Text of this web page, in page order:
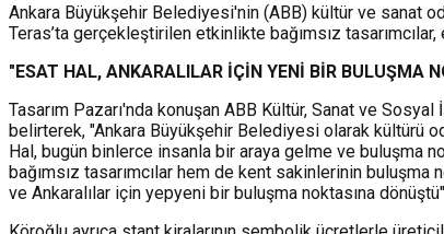
Ankara Büyükşehir Belediyesi'nin (ABB) kültür ve sanat
Teras’ta gerçekleştirilen etkinlikte bağımsız
"ESAT HAL, ANKARALILAR İÇİN YENİ BİR BULUŞMA
Tasarım Pazarı'nda konuşan ABB Kültür, Sanat ve
belirterek, "Ankara Büyükşehir Belediyesi olarak kültürü
Hal, bugün binlerce insanla bir araya gelme ve buluşma
bağımsız tasarımcılar hem de kent sakinlerinin
ve Ankaralılar için yepyeni bir buluşma noktasına